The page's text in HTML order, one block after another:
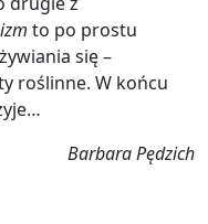
to po prostu
się –
roślinne. W końcu
Barbara Pędzich